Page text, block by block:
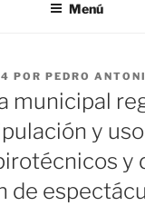
Menú
POR PEDRO
municipal
y
y
de